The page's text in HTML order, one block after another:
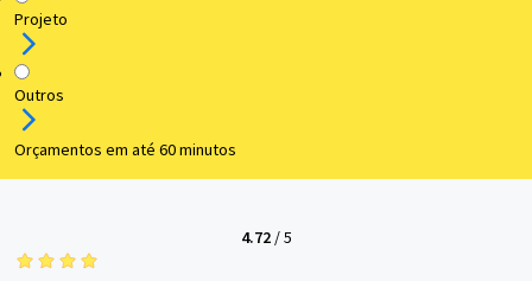
Projeto
Outros
Orçamentos em até 60 minutos
4.72/5